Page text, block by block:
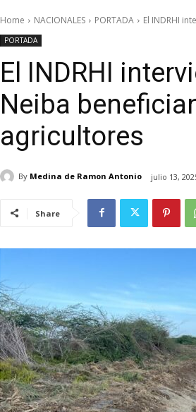
Home NACIONALES PORTADA El INDRHI
PORTADA
El INDRHI
Neiba
agricultores
By Medina de Ramon Antonio julio 13,
Share